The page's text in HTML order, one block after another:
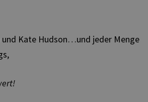
Kate Hudson…und jeder Menge